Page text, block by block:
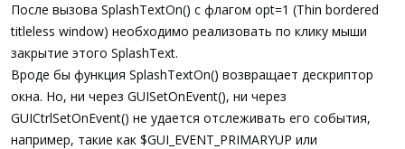
а
После вызова SplashTextOn() с флагом opt=1 (Thin bordered
titleless window) необходимо реализовать по клику мыши
закрытие этого SplashText.
Вроде бы функция SplashTextOn() возвращает дескриптор
окна. Но, ни через GUISetOnEvent(), ни через
GUICtrlSetOnEvent() не удается отслеживать его события,
например, такие как $GUI_EVENT_PRIMARYUP или